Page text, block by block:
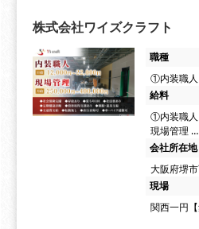
株式会社ワイズクラフト
職種
①内装職
給料
①内装職
現場管理 …
会社所在地
大阪府堺
現場
関西一円